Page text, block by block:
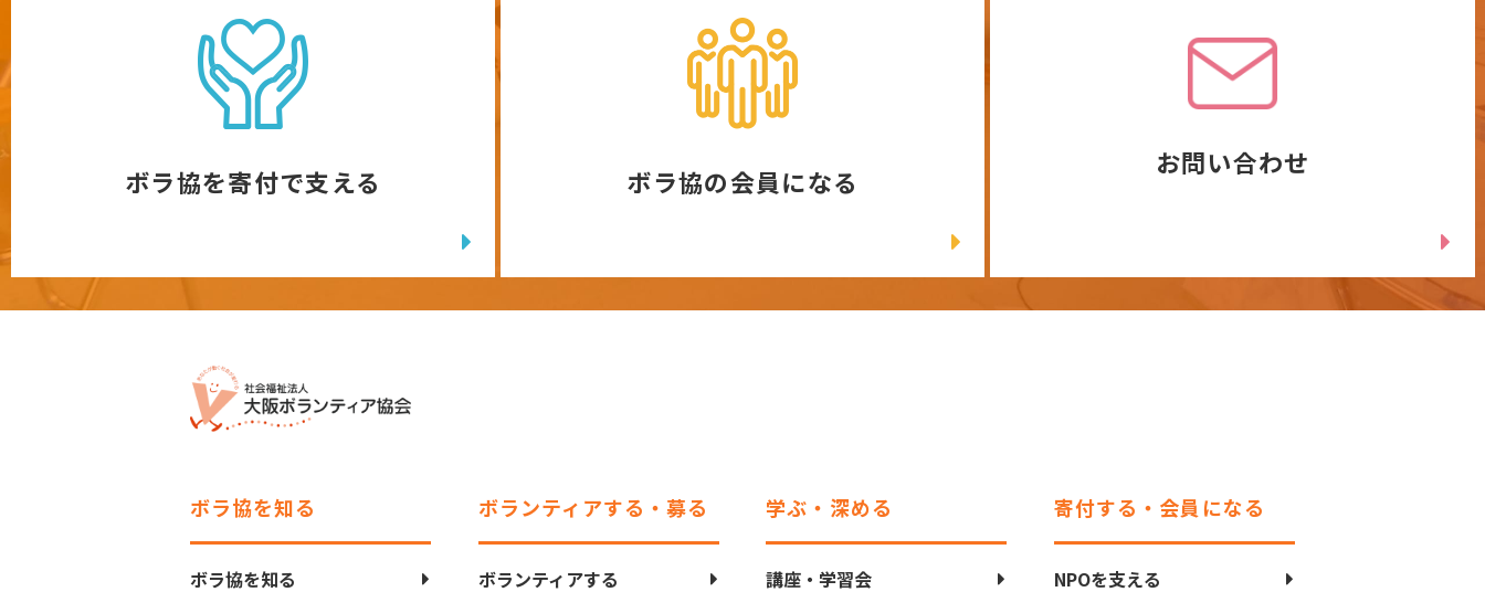
ボラ協を寄付で支える ボラ協の会員になる
お問い合わせ
ボラ協を知る
ボラ協を知る
ボランティアする・募る
ボランティアする
学ぶ・深める
講座・学習会
寄付する・会員になる
NPOを支える